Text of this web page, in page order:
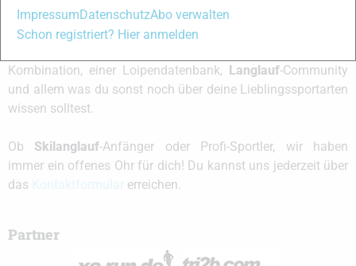
xc-ski.de ist DAS deutschsprachige Portal mit aktuellen
Kombination, einer Loipendatenbank,
Langlauf-Community
und allem was du sonst noch über deine Lieblingssportarten
wissen solltest.
Ob Skilanglauf-Anfänger oder Profi-Sportler, wir haben
immer ein offenes Ohr für dich! Du kannst uns jederzeit über
das
erreichen.
Partner
Impressum DatenschutzAbo verwalten
Schon registriert? Hier anmelden